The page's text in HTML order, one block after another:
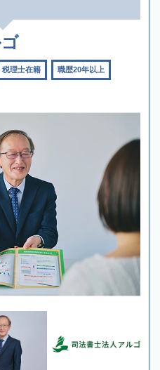
税理士在籍 職歴20年以上